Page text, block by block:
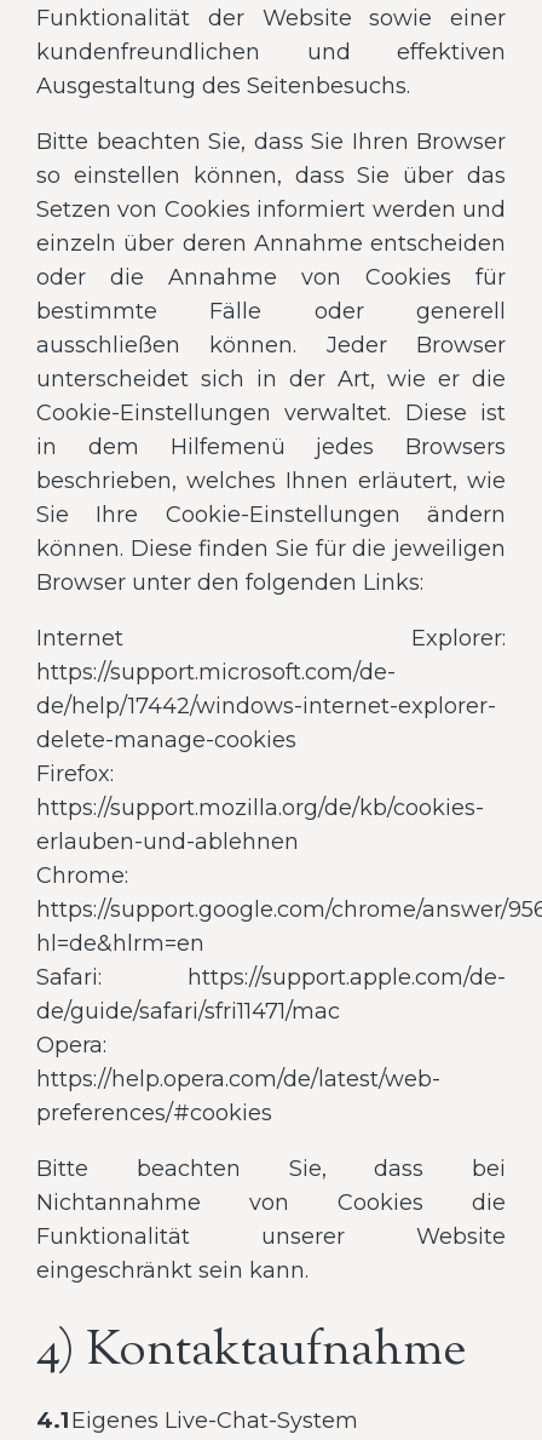
Funktionalität der Website sowie einer
kundenfreundlichen und effektiven
Ausgestaltung des Seitenbesuchs.
Bitte beachten Sie, dass Sie Ihren Browser
so einstellen können, dass Sie über das
Setzen von Cookies informiert werden und
einzeln über deren Annahme entscheiden
oder die Annahme von Cookies für
bestimmte Fälle oder generell
ausschließen können. Jeder Browser
unterscheidet sich in der Art, wie er die
Cookie-Einstellungen verwaltet. Diese ist
in dem Hilfemenü jedes Browsers
beschrieben, welches Ihnen erläutert, wie
Sie Ihre Cookie-Einstellungen ändern
können. Diese finden Sie für die jeweiligen
Browser unter den folgenden Links:
Internet Explorer:
https://support.microsoft.com/de-
de/help/17442/windows-internet-explorer-
delete-manage-cookies
Firefox:
https://support.mozilla.org/de/kb/cookies-
erlauben-und-ablehnen
Chrome:
https://support.google.com/chrome/answer/
hl=de&hlrm=en
Safari: https://support.apple.com/de-
de/guide/safari/sfri11471/mac
Opera:
https://help.opera.com/de/latest/web-
preferences/#cookies
Bitte beachten Sie, dass bei
Nichtannahme von Cookies die
Funktionalität unserer Website
eingeschränkt sein kann.
4) Kontaktaufnahme
4.1Eigenes Live-Chat-System